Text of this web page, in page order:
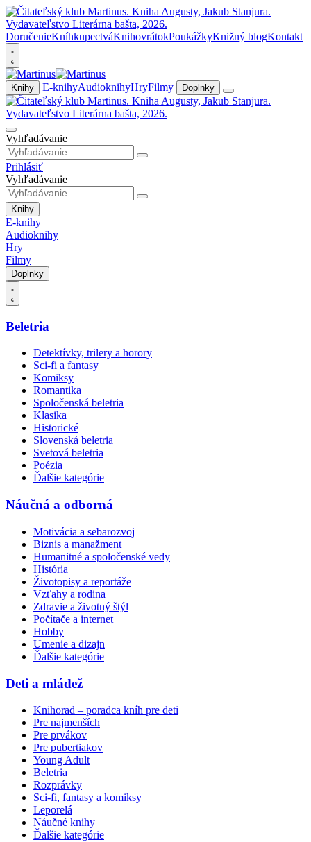
DoručenieKníhkupectváKnihovrátokPoukážkyKnižný blogKontakt
Knihy E-knihyAudioknihyHryFilmy Doplnky
Vyhľadávanie
Prihlásiť
Vyhľadávanie
Knihy
E-knihy
Audioknihy
Hry
Filmy
Doplnky
Beletria
Detektívky, trilery a horory
Sci-fi a fantasy
Komiksy
Romantika
Spoločenská beletria
Klasika
Historické
Slovenská beletria
Svetová beletria
Poézia
Ďalšie kategórie
Náučná a odborná
Motivácia a sebarozvoj
Biznis a manažment
Humanitné a spoločenské vedy
História
Životopisy a reportáže
Vzťahy a rodina
Zdravie a životný štýl
Počítače a internet
Hobby
Umenie a dizajn
Ďalšie kategórie
Deti a mládež
Knihorad – poradca kníh pre deti
Pre najmenších
Pre prvákov
Pre pubertiakov
Young Adult
Beletria
Rozprávky
Sci-fi, fantasy a komiksy
Leporelá
Náučné knihy
Ďalšie kategórie